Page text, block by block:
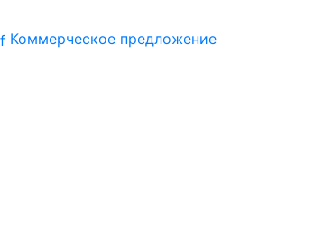
Коммерческое предложение